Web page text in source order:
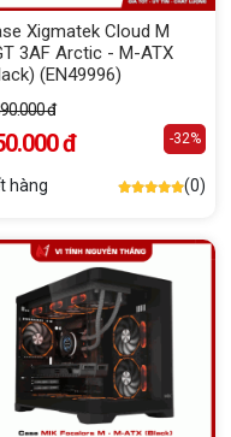
Xigmatek Cloud M
3AF Arctic - M-ATX
(EN49996)
đ
đ -32%
hàng (0)